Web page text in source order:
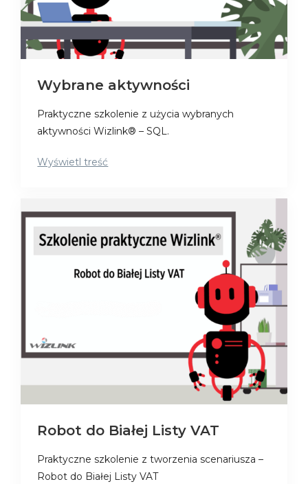
Wybrane aktywności
Praktyczne szkolenie z użycia wybranych
aktywności Wizlink® – SQL.
Wyświetl treść
Robot do Białej Listy VAT
Praktyczne szkolenie z tworzenia scenariusza –
Robot do Białej Listy VAT